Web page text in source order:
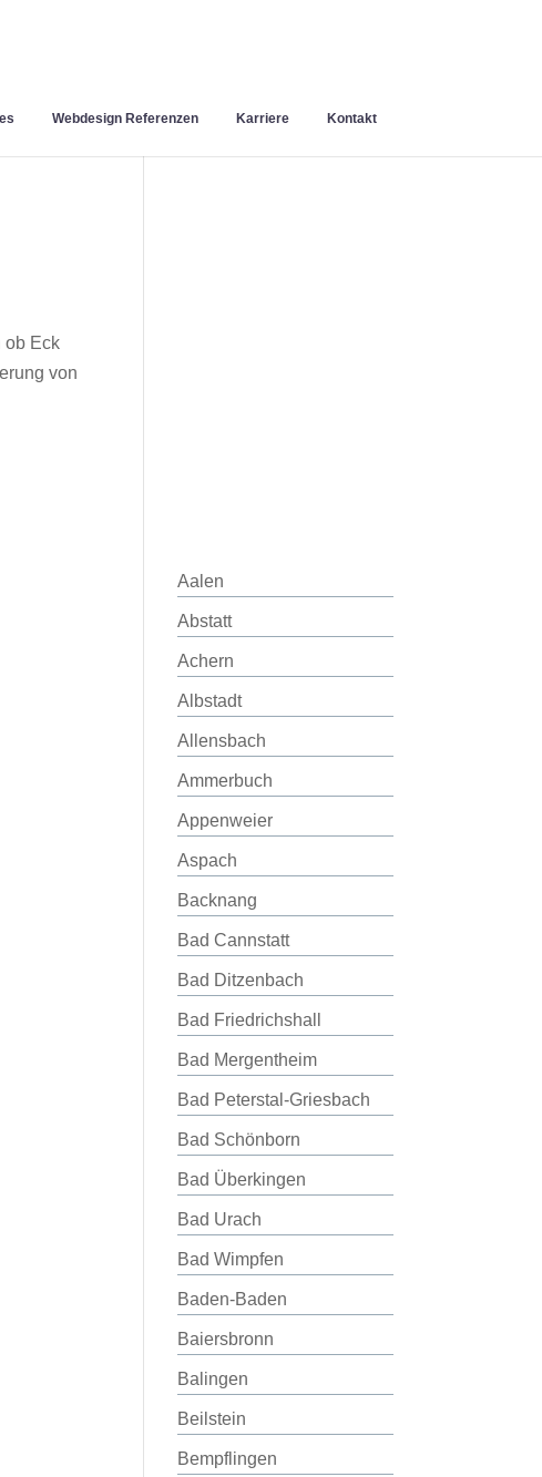
Webdesign Referenzen Karriere Kontakt
ob Eck
von
Aalen
Abstatt
Achern
Albstadt
Allensbach
Ammerbuch
Appenweier
Aspach
Backnang
Bad Cannstatt
Bad Ditzenbach
Bad Friedrichshall
Bad Mergentheim
Bad Peterstal-Griesbach
Bad Schönborn
Bad Überkingen
Bad Urach
Bad Wimpfen
Baden-Baden
Baiersbronn
Balingen
Beilstein
Bempflingen